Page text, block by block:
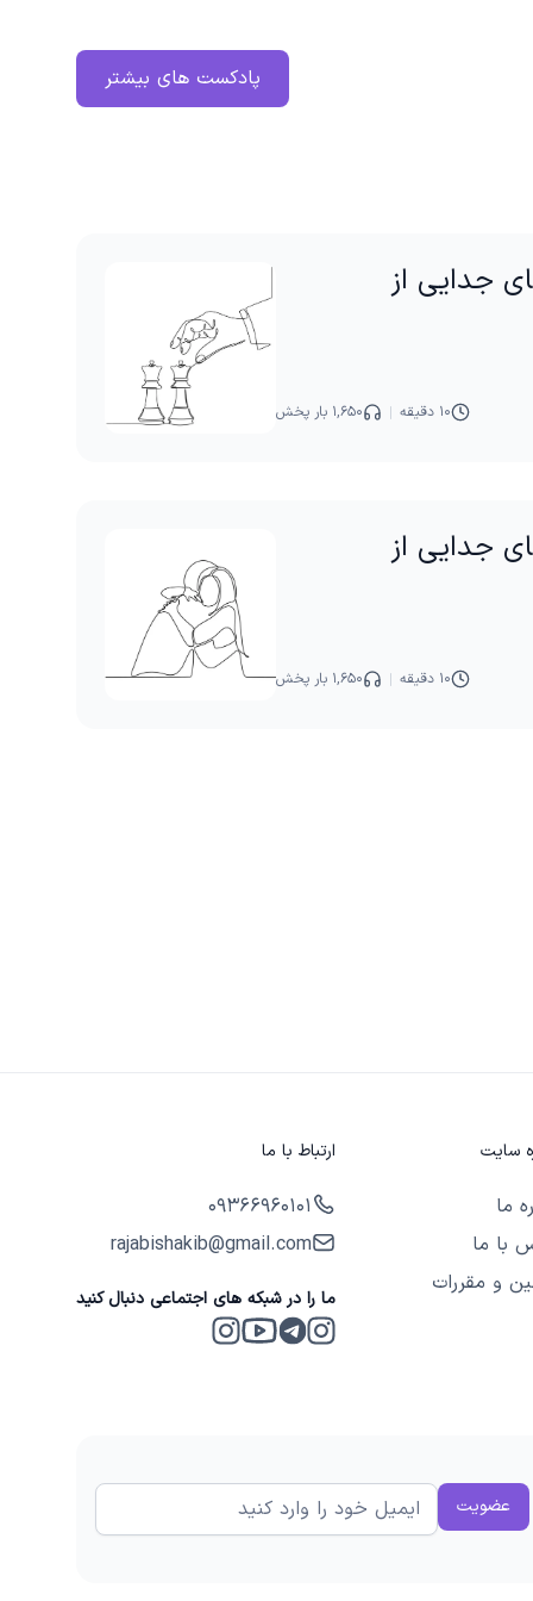
پادکست های بیشتر
جدایی از
۱۰ دقیقه ۱,۶۵۰ بار پخش
جدایی از
۱۰ دقیقه ۱,۶۵۰ بار پخش
سایت
ما
با ما
و مقررات
ارتباط با ما
09366960101
rajabishakib@gmail.com
ما را در شبکه های اجتماعی دنبال کنید
عضویت